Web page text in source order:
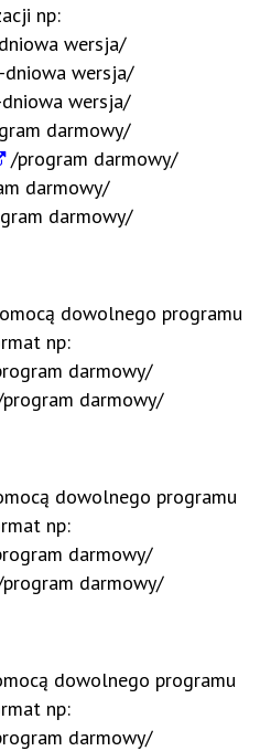
np:
wersja/
wersja/
wersja/
darmowy/
/program darmowy/
darmowy/
darmowy/
dowolnego programu
np:
darmowy/
darmowy/
dowolnego programu
np:
darmowy/
darmowy/
dowolnego programu
np:
darmowy/